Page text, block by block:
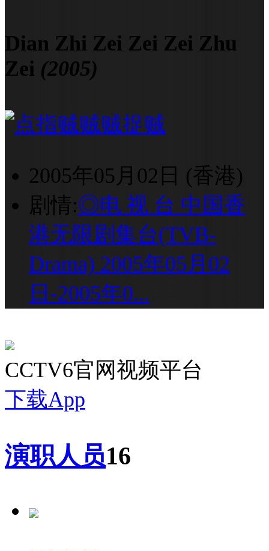
Dian Zhi Zei Zei Zei Zhu
Zei (2005)
2005年05月02日 (香港)
剧情:◎电 视 台 中国香
港无限剧集台(TVB-
Drama) 2005年05月02
日-2005年0...
CCTV6官网视频平台
下载App
演职人员16